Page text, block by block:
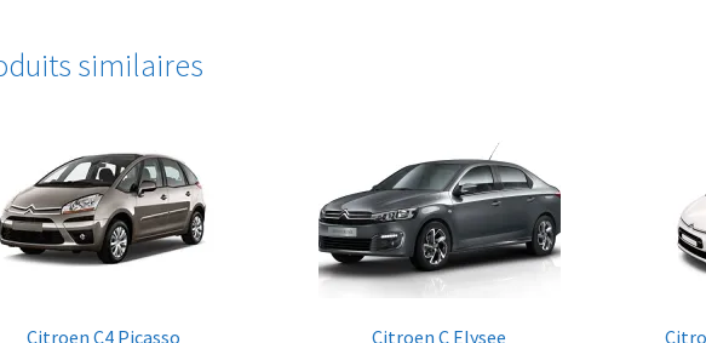
similaires
Citroen C4 Picasso Citroen C Elysee